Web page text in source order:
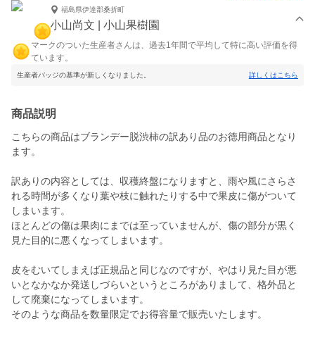
福島県伊達郡桑折町
小山尚文 | 小山果樹園
マークのついた生産者さんは、過去1年間で平均して特に高い評価を得
ています。
生産者バッジの基準が新しくなりました。 詳しくはこちら
商品説明
こちらの商品はブランデー脱渋柿の訳あり品のお徳用商品となり
ます。
訳ありの内容としては、収穫終盤になりますと、雨や風にさらさ
れる時間が多くなり葉や枝に触れたりする中で果皮に傷がついて
しまいます。
ほとんどの傷は果肉にまでは至っていませんが、傷の部分が黒く
見た目的に悪くなってしまいます。
皮をむいてしまえば正規品と同じなのですが、やはり見た目が悪
いとなかなか発送しづらいというところがありまして、格外品と
して廃棄になってしまいます。
そのような商品を数量限定でお得容量で販売いたします。